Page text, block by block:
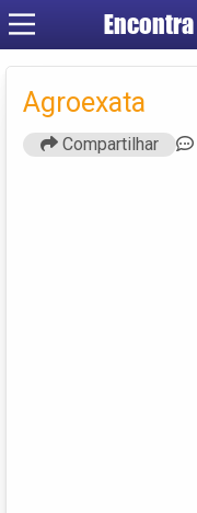
Encontra
Agroexata
Compartilhar